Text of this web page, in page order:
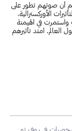
أن صوتهم تطور على
الأوركسترالية.
في الهيمنة
العالم. امتد تأثيرهم
بما في ذلك أفلام
الأربعاء 3 ديسمبر / باقة الضيافة الخاصة بكبار الشخصيات في روف توب لميتاليكا في مسرح بيون الدانة / مسرح بيون الدانة في البحرين